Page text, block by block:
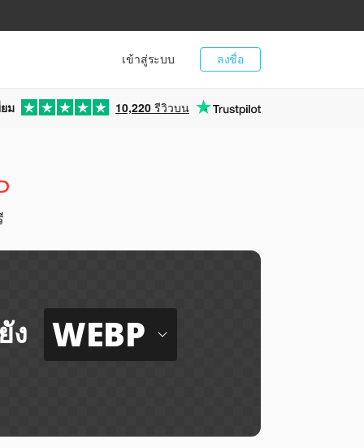
ลงชื่อ
เข้าสู่ระบบ
ม 10,220 รีวิวบน
ง WEBP